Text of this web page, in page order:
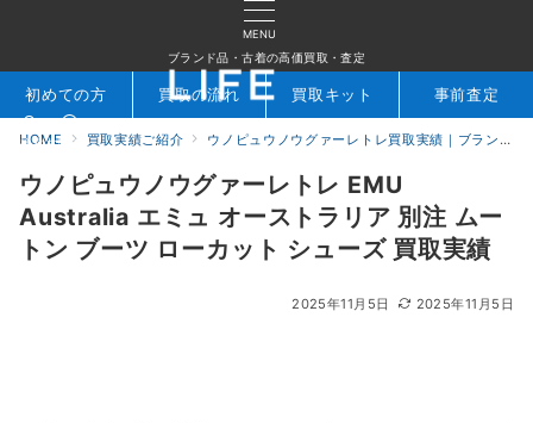
MENU
ブランド品・古着の高価買取・査定
検索 お問合せ
初めての方 買取の流れ 買取キット 事前査定
HOME 買取実績ご紹介 ウノピュウノウグァーレトレ買取実績｜ブランド専門店LIFE
ウノピュウノウグァーレトレ EMU
Australia エミュ オーストラリア 別注 ムー
トン ブーツ ローカット シューズ 買取実績
2025年11月5日 2025年11月5日